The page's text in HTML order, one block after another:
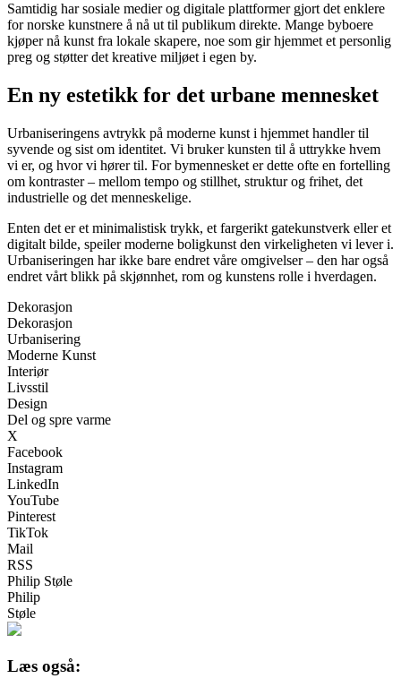
Samtidig har sosiale medier og digitale plattformer gjort det enklere
for norske kunstnere å nå ut til publikum direkte. Mange byboere
kjøper nå kunst fra lokale skapere, noe som gir hjemmet et personlig
preg og støtter det kreative miljøet i egen by.
En ny estetikk for det urbane mennesket
Urbaniseringens avtrykk på moderne kunst i hjemmet handler til
syvende og sist om identitet. Vi bruker kunsten til å uttrykke hvem
vi er, og hvor vi hører til. For bymennesket er dette ofte en fortelling
om kontraster – mellom tempo og stillhet, struktur og frihet, det
industrielle og det menneskelige.
Enten det er et minimalistisk trykk, et fargerikt gatekunstverk eller et
digitalt bilde, speiler moderne boligkunst den virkeligheten vi lever i.
Urbaniseringen har ikke bare endret våre omgivelser – den har også
endret vårt blikk på skjønnhet, rom og kunstens rolle i hverdagen.
Dekorasjon
Dekorasjon
Urbanisering
Moderne Kunst
Interiør
Livsstil
Design
Del og spre varme
X
Facebook
Instagram
LinkedIn
YouTube
Pinterest
TikTok
Mail
RSS
Philip Støle
Philip
Støle
Læs også: